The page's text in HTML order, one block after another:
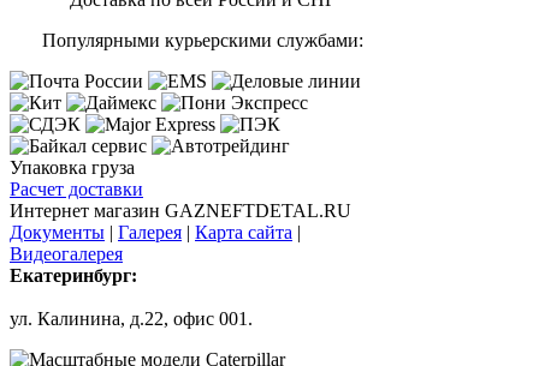
Популярными курьерскими службами:
Упаковка груза
Расчет доставки
Интернет магазин GAZNEFTDETAL.RU
Документы | Галерея | Карта сайта |
Видеогалерея
Екатеринбург:
ул. Калинина, д.22, офис 001.